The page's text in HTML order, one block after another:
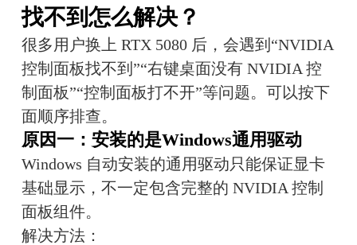
找不到怎么解决？
很多用户换上 RTX 5080 后，会遇到“NVIDIA
控制面板找不到”“右键桌面没有 NVIDIA 控
制面板”“控制面板打不开”等问题。可以按下
面顺序排查。
原因一：安装的是Windows通用驱动
Windows 自动安装的通用驱动只能保证显卡
基础显示，不一定包含完整的 NVIDIA 控制
面板组件。
解决方法：